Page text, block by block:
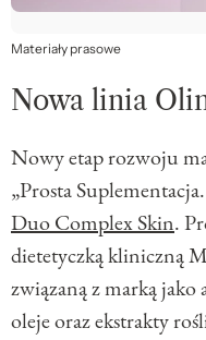
Materiały prasowe
Nowa linia
Nowy etap rozwoju
„Prosta
Duo Complex Skin.
dietetyczką kliniczną
związaną z marką jako
oleje oraz ekstrakty